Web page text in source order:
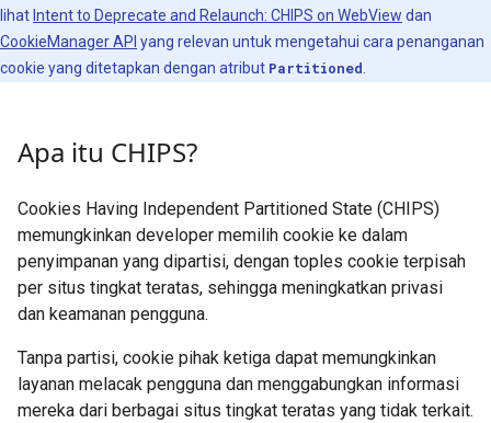
lihat Intent to Deprecate and Relaunch: CHIPS on WebView dan
CookieManager API yang relevan untuk mengetahui cara penanganan
cookie yang ditetapkan dengan atribut Partitioned
Apa itu CHIPS?
Cookies Having Independent Partitioned State (CHIPS)
memungkinkan developer memilih cookie ke dalam
penyimpanan yang dipartisi, dengan toples cookie terpisah
per situs tingkat teratas, sehingga meningkatkan privasi
dan keamanan pengguna.
Tanpa partisi, cookie pihak ketiga dapat memungkinkan
layanan melacak pengguna dan menggabungkan informasi
mereka dari berbagai situs tingkat teratas yang tidak terkait.